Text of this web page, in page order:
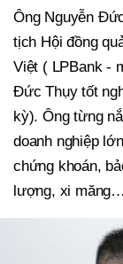
Ông Nguyễn
tịch Hội đồng
Việt ( LPBank -
Đức Thụy tốt
kỳ). Ông từng
doanh nghiệp
chứng khoán,
lượng, xi măng…